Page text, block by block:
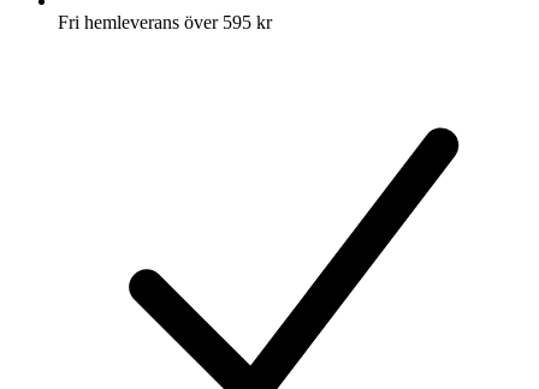
Fri hemleverans över 595 kr